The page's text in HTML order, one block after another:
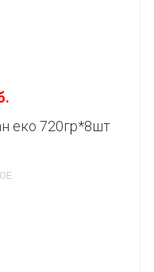
еко 720гр*8шт